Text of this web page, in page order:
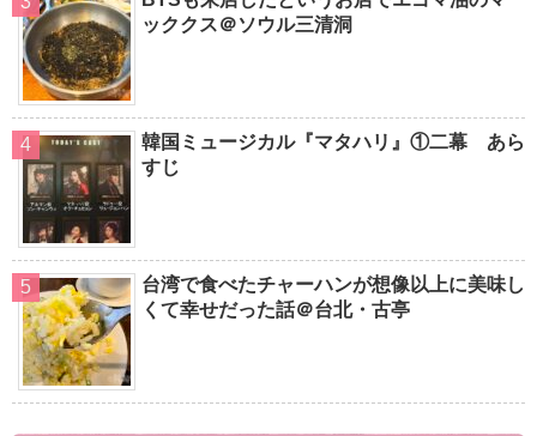
ッククス＠ソウル三清洞
韓国ミュージカル『マタハリ』①二幕 あら
すじ
台湾で食べたチャーハンが想像以上に美味し
くて幸せだった話＠台北・古亭